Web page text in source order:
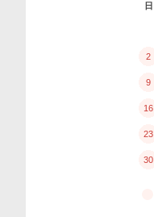
日
2
9
16
23
30